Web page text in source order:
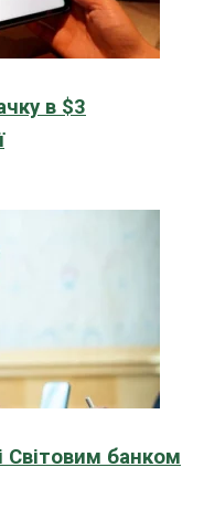
в $3
Світовим банком